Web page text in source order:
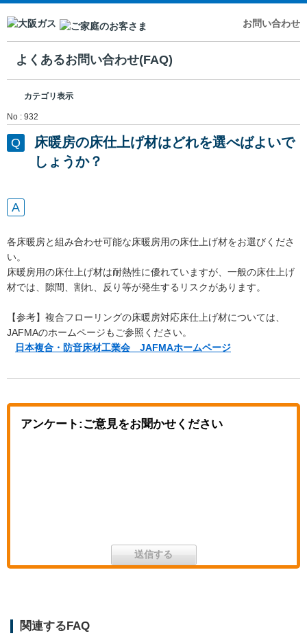
お問い合わせ
よくあるお問い合わせ(FAQ)
カテゴリ表示
No : 932
床暖房の床仕上げ材はどれを選べばよいで
しょうか？
各床暖房と組み合わせ可能な床暖房用の床仕上げ材をお選びくださ
い。
床暖房用の床仕上げ材は耐熱性に優れていますが、一般の床仕上げ
材では、隙間、割れ、反り等が発生するリスクがあります。
【参考】複合フローリングの床暖房対応床仕上げ材については、
JAFMAのホームページもご参照ください。
日本複合・防音床材工業会 JAFMAホームページ
アンケート:ご意見をお聞かせください
関連するFAQ